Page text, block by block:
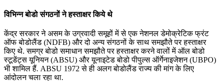
July 19, 2026
📝 डेली करेंट अफेयर्स: 16-18 जुलाई 2026
विभिन्‍न बोडो संगठनों ने हस्‍ताक्षर किये थे
केंद्र सरकार ने असम के उग्रवादी समूहों में से एक नेशनल डेमोक्रेटिक फ्रंट
ऑफ बोडोलैंड (NDFB) और दो अन्य संगठनों के साथ समझौते पर हस्ताक्षर
किए थे. समग्र बोडो समाधान समझौते पर हस्ताक्षर करने वालों में ऑल बोडो
स्टूडेंट्स यूनियन (ABSU) और यूनाइटेड बोडो पीपुल्स ऑर्गेनाइजेशन (UBPO)
भी शामिल हैं. ABSU 1972 से ही अलग बोडोलैंड राज्य की मांग के लिए
आंदोलन चला रहा था.